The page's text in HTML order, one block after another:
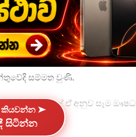
සම්මත වුණි.
කළේ ඒ අනුව සෑම ඖෂධ
බවය.
කියවන්න ➤
සිටින්න